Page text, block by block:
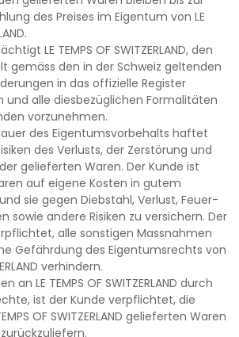
des Preises im Eigentum von LE
LE TEMPS OF SWITZERLAND, den
gemäss den in der Schweiz geltenden
in das offizielle Register
und alle diesbezüglichen Formalitäten
vorzunehmen.
des Eigentumsvorbehalts haftet
des Verlusts, der Zerstörung und
gelieferten Waren. Der Kunde ist
auf eigene Kosten in gutem
sie gegen Diebstahl, Verlust, Feuer-
sowie andere Risiken zu versichern. Der
alle sonstigen Massnahmen
Gefährdung des Eigentumsrechts von
verhindern.
an LE TEMPS OF SWITZERLAND durch
ist der Kunde verpflichtet, die
OF SWITZERLAND gelieferten Waren